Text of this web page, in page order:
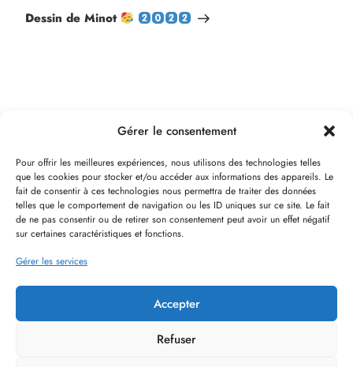
Gérer le consentement
Pour offrir les meilleures expériences, nous utilisons des technologies telles
que les cookies pour stocker et/ou accéder aux informations des appareils. Le
fait de consentir à ces technologies nous permettra de traiter des données
telles que le comportement de navigation ou les ID uniques sur ce site. Le fait
de ne pas consentir ou de retirer son consentement peut avoir un effet négatif
sur certaines caractéristiques et fonctions.
Gérer les services
Accepter
Refuser
Dessin de Minot
Politique de cookies
Conditions Générales